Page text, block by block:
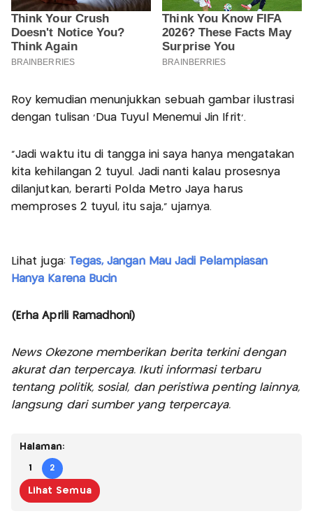
Roy kemudian menunjukkan sebuah gambar ilustrasi
dengan tulisan ‘Dua Tuyul Menemui Jin Ifrit’.
“Jadi waktu itu di tangga ini saya hanya mengatakan
kita kehilangan 2 tuyul. Jadi nanti kalau prosesnya
dilanjutkan, berarti Polda Metro Jaya harus
memproses 2 tuyul, itu saja,” ujarnya.
Lihat juga: Tegas, Jangan Mau Jadi Pelampiasan
Hanya Karena Bucin
(Erha Aprili Ramadhoni)
News Okezone memberikan berita terkini dengan
akurat dan terpercaya. Ikuti informasi terbaru
tentang politik, sosial, dan peristiwa penting lainnya,
langsung dari sumber yang terpercaya.
Halaman:
1 2
Lihat Semua